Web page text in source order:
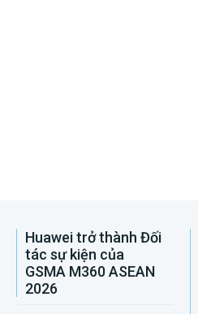
Huawei trở thành Đối
tác sự kiện của
GSMA M360 ASEAN
2026